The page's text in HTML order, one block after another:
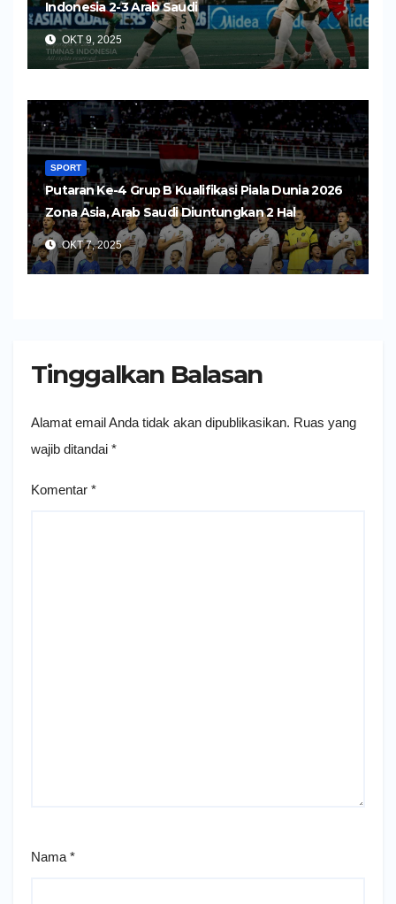
Indonesia 2-3 Arab Saudi
OKT 9, 2025
SPORT
Putaran Ke-4 Grup B Kualifikasi Piala Dunia 2026
Zona Asia, Arab Saudi Diuntungkan 2 Hal
OKT 7, 2025
Tinggalkan Balasan
Alamat email Anda tidak akan dipublikasikan. Ruas yang
wajib ditandai *
Komentar *
Nama *